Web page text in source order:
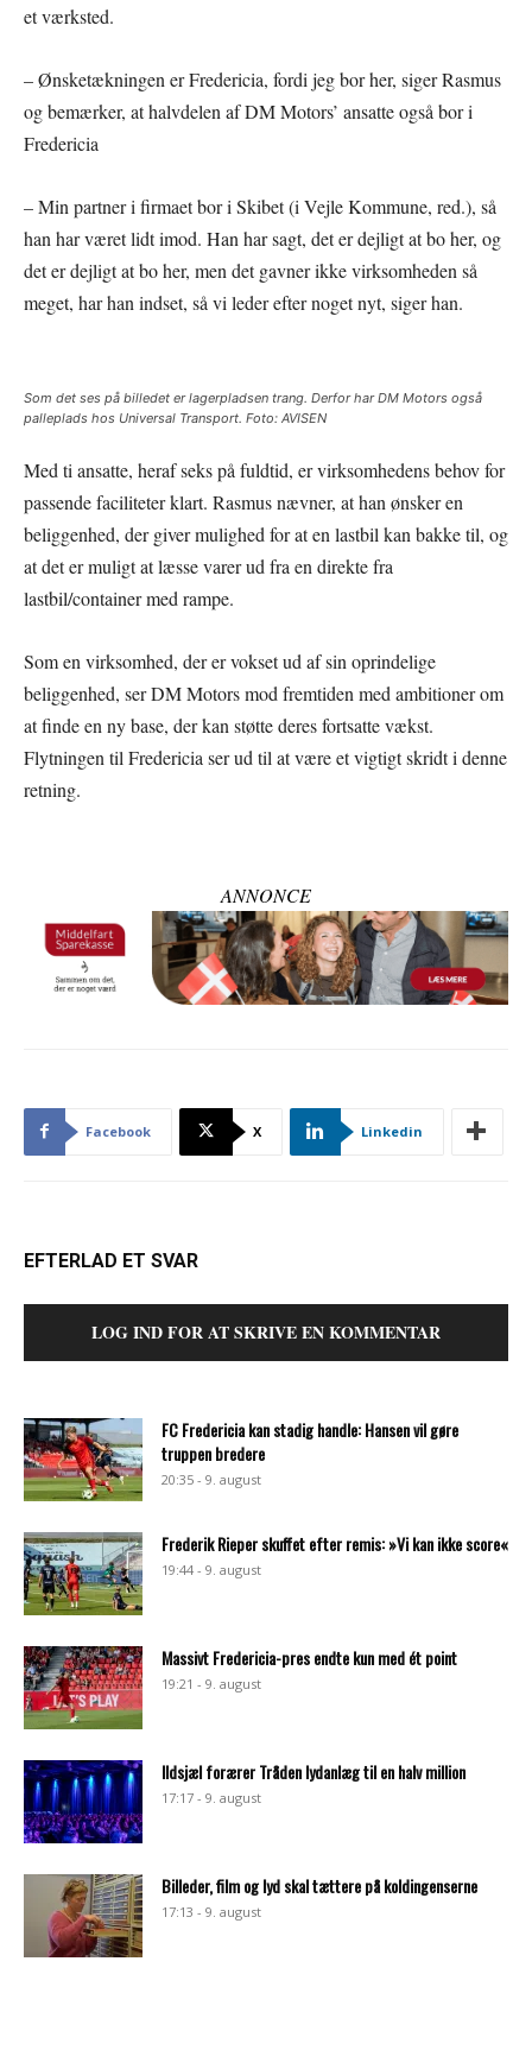
et værksted.
– Ønsketækningen er Fredericia, fordi jeg bor her, siger Rasmus
og bemærker, at halvdelen af DM Motors’ ansatte også bor i
Fredericia
– Min partner i firmaet bor i Skibet (i Vejle Kommune, red.), så
han har været lidt imod. Han har sagt, det er dejligt at bo her, og
det er dejligt at bo her, men det gavner ikke virksomheden så
meget, har han indset, så vi leder efter noget nyt, siger han.
Som det ses på billedet er lagerpladsen trang. Derfor har DM Motors også
palleplads hos Universal Transport. Foto: AVISEN
Med ti ansatte, heraf seks på fuldtid, er virksomhedens behov for
passende faciliteter klart. Rasmus nævner, at han ønsker en
beliggenhed, der giver mulighed for at en lastbil kan bakke til, og
at det er muligt at læsse varer ud fra en direkte fra
lastbil/container med rampe.
Som en virksomhed, der er vokset ud af sin oprindelige
beliggenhed, ser DM Motors mod fremtiden med ambitioner om
at finde en ny base, der kan støtte deres fortsatte vækst.
Flytningen til Fredericia ser ud til at være et vigtigt skridt i denne
retning.
ANNONCE
Facebook X Linkedin
EFTERLAD ET SVAR
LOG IND FOR AT SKRIVE EN KOMMENTAR
FC Fredericia kan stadig handle: Hansen vil gøre
truppen bredere
20:35 - 9. august
Frederik Rieper skuffet efter remis: »Vi kan ikke score«
19:44 - 9. august
Massivt Fredericia-pres endte kun med ét point
19:21 - 9. august
Ildsjæl forærer Tråden lydanlæg til en halv million
17:17 - 9. august
Billeder, film og lyd skal tættere på koldingenserne
17:13 - 9. august